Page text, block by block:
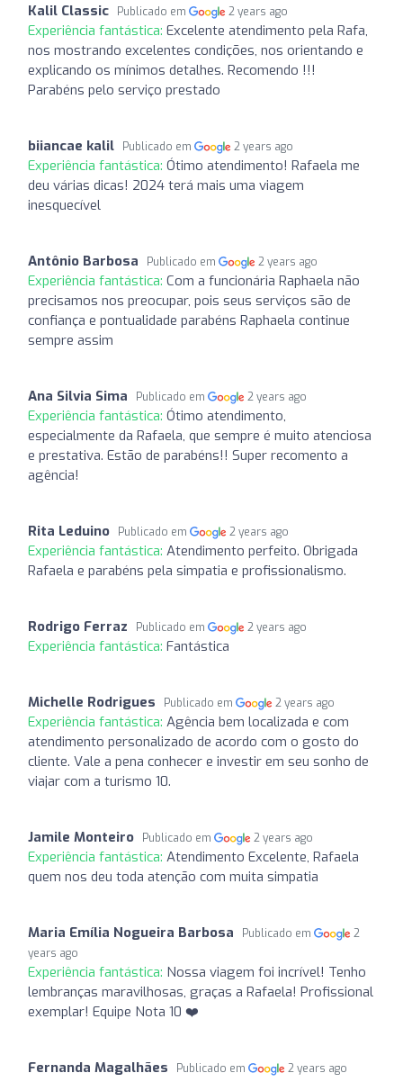
Kalil Classic Publicado em 2 years ago
Experiência fantástica: Excelente atendimento pela Rafa,
nos mostrando excelentes condições, nos orientando e
explicando os mínimos detalhes. Recomendo !!!
Parabéns pelo serviço prestado
biiancae kalil Publicado em 2 years ago
Experiência fantástica: Ótimo atendimento! Rafaela me
deu várias dicas! 2024 terá mais uma viagem
inesquecível
Antônio Barbosa Publicado em 2 years ago
Experiência fantástica: Com a funcionária Raphaela não
precisamos nos preocupar, pois seus serviços são de
confiança e pontualidade parabéns Raphaela continue
sempre assim
Ana Silvia Sima Publicado em 2 years ago
Experiência fantástica: Ótimo atendimento,
especialmente da Rafaela, que sempre é muito atenciosa
e prestativa. Estão de parabéns!! Super recomento a
agência!
Rita Leduino Publicado em 2 years ago
Experiência fantástica: Atendimento perfeito. Obrigada
Rafaela e parabéns pela simpatia e profissionalismo.
Rodrigo Ferraz Publicado em 2 years ago
Experiência fantástica: Fantástica
Michelle Rodrigues Publicado em 2 years ago
Experiência fantástica: Agência bem localizada e com
atendimento personalizado de acordo com o gosto do
cliente. Vale a pena conhecer e investir em seu sonho de
viajar com a turismo 10.
Jamile Monteiro Publicado em 2 years ago
Experiência fantástica: Atendimento Excelente, Rafaela
quem nos deu toda atenção com muita simpatia
Maria Emília Nogueira Barbosa Publicado em
2
years ago
Experiência fantástica: Nossa viagem foi incrível! Tenho
lembranças maravilhosas, graças a Rafaela! Profissional
exemplar! Equipe Nota 10 ❤️
Fernanda Magalhães Publicado em 2 years ago